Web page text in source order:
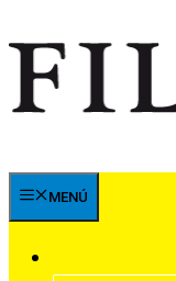
MENÚ